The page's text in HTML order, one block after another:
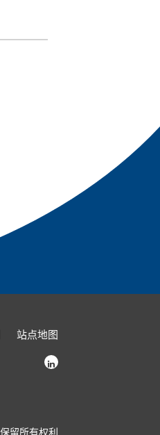
站点地图
保留所有权利